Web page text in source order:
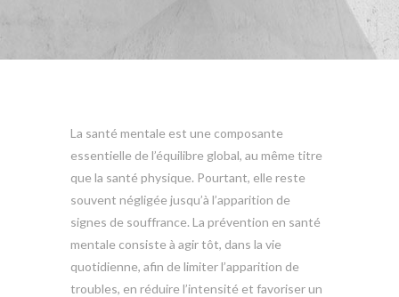
La santé mentale est une composante
essentielle de l’équilibre global, au même titre
que la santé physique. Pourtant, elle reste
souvent négligée jusqu’à l’apparition de
signes de souffrance. La prévention en santé
mentale consiste à agir tôt, dans la vie
quotidienne, afin de limiter l’apparition de
troubles, en réduire l’intensité et favoriser un